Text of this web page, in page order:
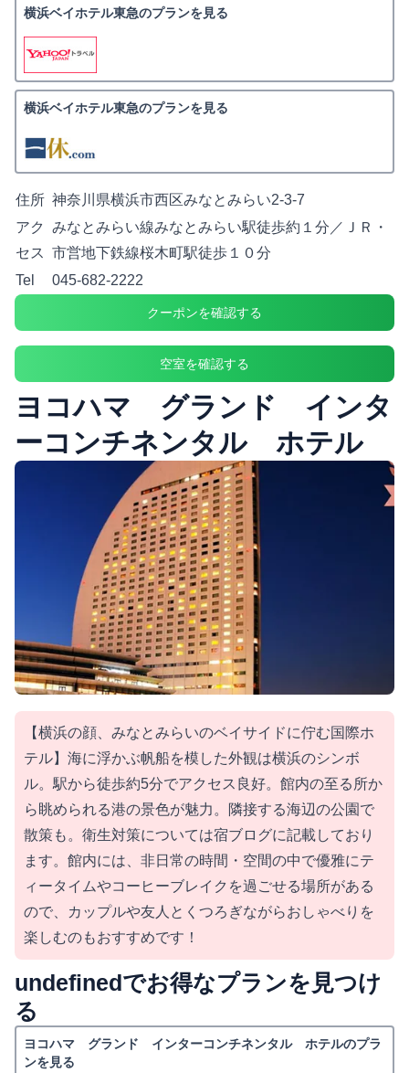
横浜ベイホテル東急のプランを見る
横浜ベイホテル東急のプランを見る
住所 神奈川県横浜市西区みなとみらい2-3-7
アク
セス
みなとみらい線みなとみらい駅徒歩約１分／ＪＲ・
市営地下鉄線桜木町駅徒歩１０分
Tel
045-682-2222
クーポンを確認する
空室を確認する
ヨコハマ グランド インタ
ーコンチネンタル ホテル
【横浜の顔、みなとみらいのベイサイドに佇む国際ホ
テル】海に浮かぶ帆船を模した外観は横浜のシンボ
ル。駅から徒歩約5分でアクセス良好。館内の至る所か
ら眺められる港の景色が魅力。隣接する海辺の公園で
散策も。衛生対策については宿ブログに記載しており
ます。館内には、非日常の時間・空間の中で優雅にテ
ィータイムやコーヒーブレイクを過ごせる場所がある
ので、カップルや友人とくつろぎながらおしゃべりを
楽しむのもおすすめです！
undefinedでお得なプランを見つけ
る
ヨコハマ グランド インターコンチネンタル ホテルのプラ
ンを見る